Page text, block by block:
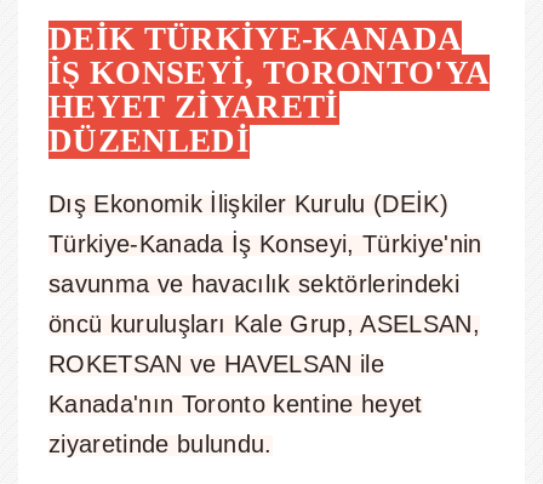
DEİK TÜRKİYE-KANADA
İŞ KONSEYİ, TORONTO'YA
HEYET ZİYARETİ
DÜZENLEDİ
Dış Ekonomik İlişkiler Kurulu (DEİK)
Türkiye-Kanada İş Konseyi, Türkiye'nin
savunma ve havacılık sektörlerindeki
öncü kuruluşları Kale Grup, ASELSAN,
ROKETSAN ve HAVELSAN ile
Kanada'nın Toronto kentine heyet
ziyaretinde bulundu.